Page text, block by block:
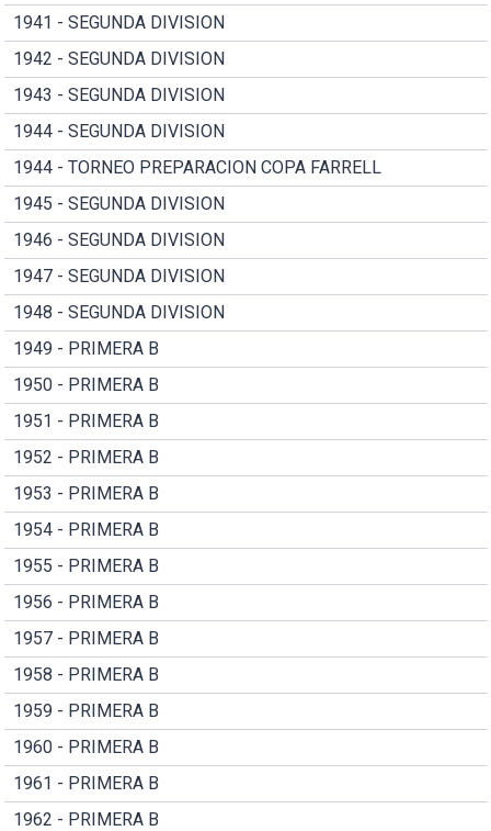
1941 - SEGUNDA DIVISION
1942 - SEGUNDA DIVISION
1943 - SEGUNDA DIVISION
1944 - SEGUNDA DIVISION
1944 - TORNEO PREPARACION COPA FARRELL
1945 - SEGUNDA DIVISION
1946 - SEGUNDA DIVISION
1947 - SEGUNDA DIVISION
1948 - SEGUNDA DIVISION
1949 - PRIMERA B
1950 - PRIMERA B
1951 - PRIMERA B
1952 - PRIMERA B
1953 - PRIMERA B
1954 - PRIMERA B
1955 - PRIMERA B
1956 - PRIMERA B
1957 - PRIMERA B
1958 - PRIMERA B
1959 - PRIMERA B
1960 - PRIMERA B
1961 - PRIMERA B
1962 - PRIMERA B